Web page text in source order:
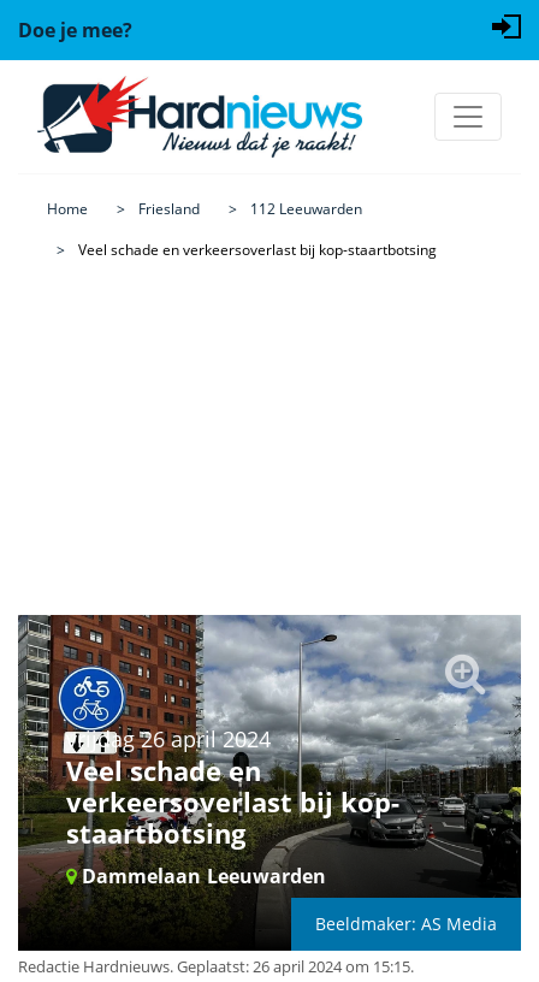
Doe je mee?
Home Friesland
112 Leeuwarden
Veel schade en verkeersoverlast bij kop-staartbotsing
vrijdag 26 april 2024
Veel schade en
verkeersoverlast bij kop-
staartbotsing
Dammelaan Leeuwarden
Beeldmaker: AS Media
Redactie Hardnieuws.Geplaatst: 26 april 2024 om 15:15.